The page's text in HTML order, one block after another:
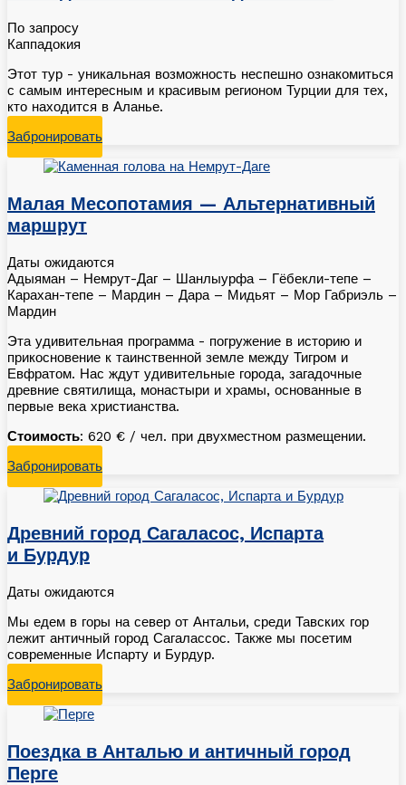
По запросу
Каппадокия
Этот тур - уникальная возможность неспешно ознакомиться
с самым интересным и красивым регионом Турции для тех,
кто находится в Аланье.
Забронировать
Малая Месопотамия — Альтернативный
маршрут
Даты ожидаются
Адыяман – Немрут-Даг – Шанлыурфа – Гёбекли-тепе –
Карахан-тепе – Мардин – Дара – Мидьят – Мор Габриэль –
Мардин
Эта удивительная программа - погружение в историю и
прикосновение к таинственной земле между Тигром и
Евфратом. Нас ждут удивительные города, загадочные
древние святилища, монастыри и храмы, основанные в
первые века христианства.
Стоимость: 620 € / чел. при двухместном размещении.
Забронировать
Древний город Сагаласос, Испарта
и Бурдур
Даты ожидаются
Мы едем в горы на север от Антальи, среди Тавских гор
лежит античный город Сагалассос. Также мы посетим
современные Испарту и Бурдур.
Забронировать
Поездка в Анталью и античный город
Перге